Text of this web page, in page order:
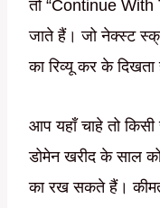
तो “Continue
जाते हैं। जो नेक्स्ट
का रिव्यू कर के दिखता
आप यहाँ चाहे तो
डोमेन खरीद के साल
का रख सकते हैं।